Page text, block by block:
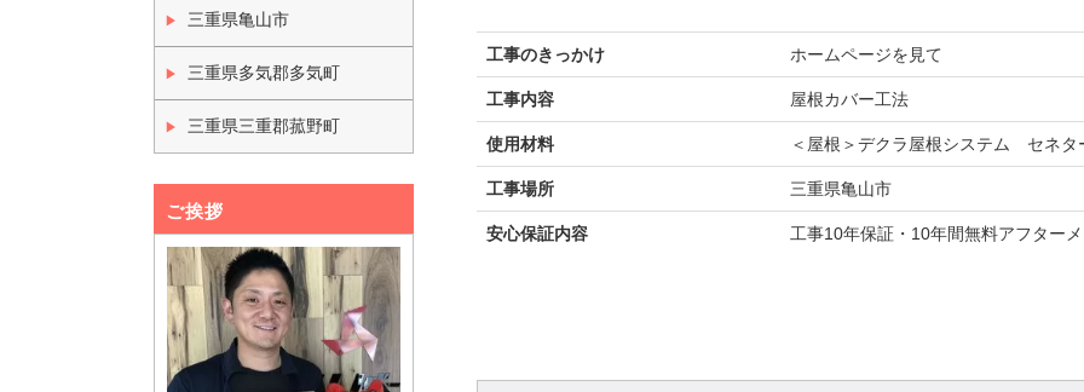
工事のきっかけ ホームページを見て
工事内容 屋根カバー工法
使用材料 ＜屋根＞デクラ屋根システム セネタ
工事場所 三重県亀山市
安心保証内容 工事10年保証・10年間無料アフター
三重県亀山市
三重県多気郡多気町
三重県三重郡菰野町
ご挨拶